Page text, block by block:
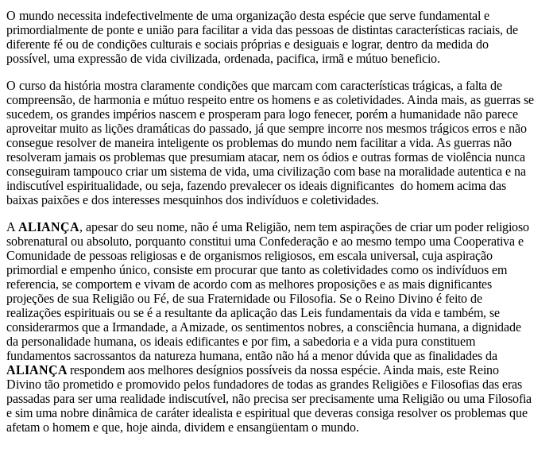
O mundo necessita indefectivelmente de uma organização desta espécie que serve fundamental e
primordialmente de ponte e união para facilitar a vida das pessoas de distintas características raciais, de
diferente fé ou de condições culturais e sociais próprias e desiguais e lograr, dentro da medida do
possível, uma expressão de vida civilizada, ordenada, pacifica, irmã e mútuo beneficio.
O curso da história mostra claramente condições que marcam com características trágicas, a falta de
compreensão, de harmonia e mútuo respeito entre os homens e as coletividades. Ainda mais, as guerras se
sucedem, os grandes impérios nascem e prosperam para logo fenecer, porém a humanidade não parece
aproveitar muito as lições dramáticas do passado, já que sempre incorre nos mesmos trágicos erros e não
consegue resolver de maneira inteligente os problemas do mundo nem facilitar a vida. As guerras não
resolveram jamais os problemas que presumiam atacar, nem os ódios e outras formas de violência nunca
conseguiram tampouco criar um sistema de vida, uma civilização com base na moralidade autentica e na
indiscutível espiritualidade, ou seja, fazendo prevalecer os ideais dignificantes do homem acima das
baixas paixões e dos interesses mesquinhos dos indivíduos e coletividades.
A ALIANÇA, apesar do seu nome, não é uma Religião, nem tem aspirações de criar um poder religioso
sobrenatural ou absoluto, porquanto constitui uma Confederação e ao mesmo tempo uma Cooperativa e
Comunidade de pessoas religiosas e de organismos religiosos, em escala universal, cuja aspiração
primordial e empenho único, consiste em procurar que tanto as coletividades como os indivíduos em
referencia, se comportem e vivam de acordo com as melhores proposições e as mais dignificantes
projeções de sua Religião ou Fé, de sua Fraternidade ou Filosofia. Se o Reino Divino é feito de
realizações espirituais ou se é a resultante da aplicação das Leis fundamentais da vida e também, se
considerarmos que a Irmandade, a Amizade, os sentimentos nobres, a consciência humana, a dignidade
da personalidade humana, os ideais edificantes e por fim, a sabedoria e a vida pura constituem
fundamentos sacrossantos da natureza humana, então não há a menor dúvida que as finalidades da
ALIANÇA respondem aos melhores desígnios possíveis da nossa espécie. Ainda mais, este Reino
Divino tão prometido e promovido pelos fundadores de todas as grandes Religiões e Filosofias das eras
passadas para ser uma realidade indiscutível, não precisa ser precisamente uma Religião ou uma Filosofia
e sim uma nobre dinâmica de caráter idealista e espiritual que deveras consiga resolver os problemas que
afetam o homem e que, hoje ainda, dividem e ensangüentam o mundo.